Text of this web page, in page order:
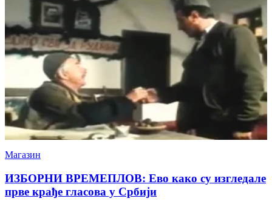
Магазин
ИЗБОРНИ ВРЕМЕПЛОВ: Ево како су изгледале
прве крађе гласова у Србији